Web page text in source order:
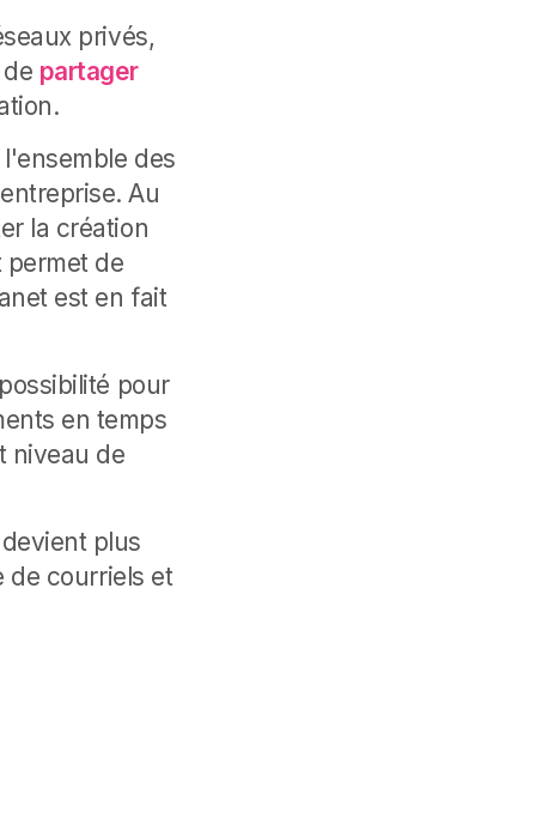
privés,
partager
des
Au
la création
de
est en fait
pour
en temps
niveau de
plus
de courriels et